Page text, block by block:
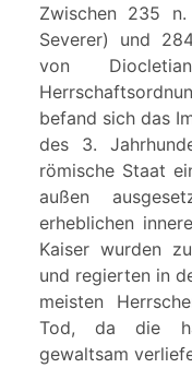
Zwischen 235
Severer) und
von
befand sich das
des 3.
römische Staat
außen
erheblichen
Kaiser wurden
und regierten in
meisten
Tod, da die
gewaltsam